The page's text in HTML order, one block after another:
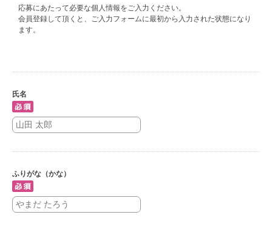
応募にあたって必要な個人情報をご入力ください。
会員登録して頂くと、ご入力フォームに最初から入力された状態になり
ます。
氏名
ふりがな（かな）